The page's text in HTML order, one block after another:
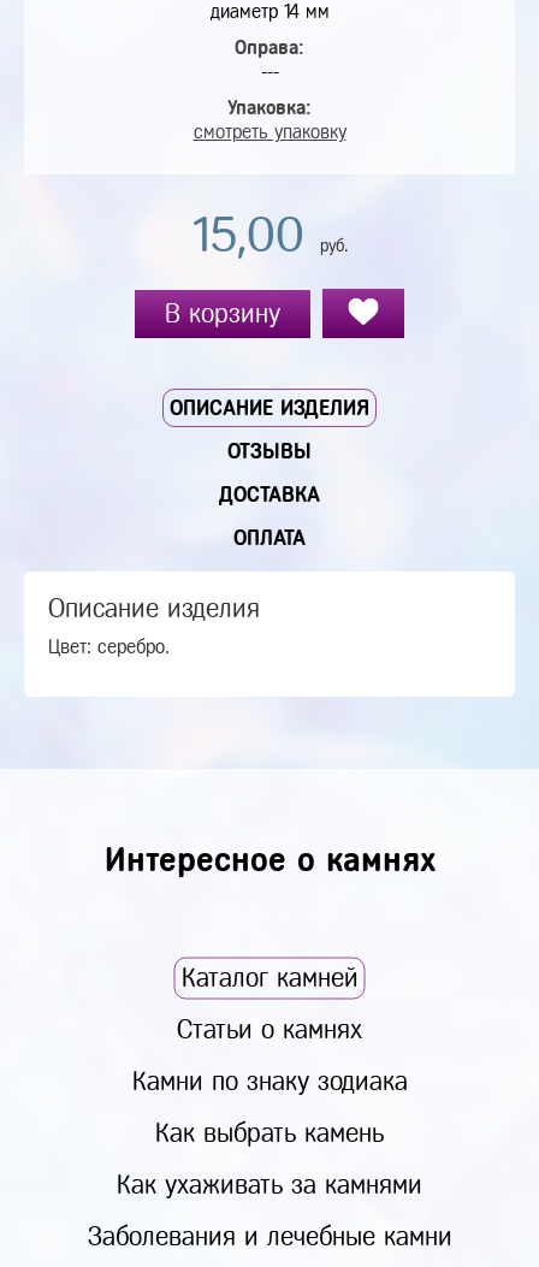
диаметр 14 мм
Оправа:
---
Упаковка:
смотреть упаковку
15,00 руб.
В корзину
ОПИСАНИЕ ИЗДЕЛИЯ
ОТЗЫВЫ
ДОСТАВКА
ОПЛАТА
Описание изделия
Цвет: серебро.
Интересное о камнях
Каталог камней
Статьи о камнях
Камни по знаку зодиака
Как выбрать камень
Как ухаживать за камнями
Заболевания и лечебные камни